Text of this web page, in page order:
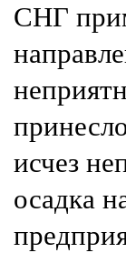
СНГ
исчез
осадка